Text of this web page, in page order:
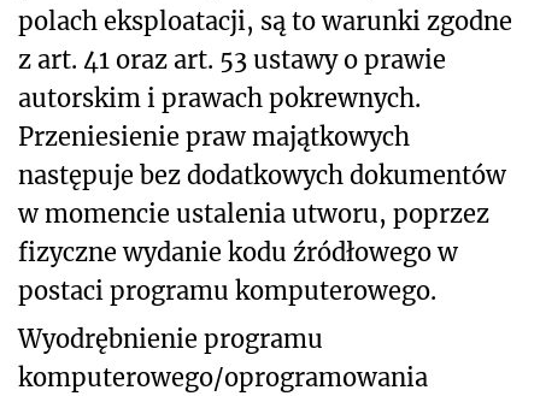
polach eksploatacji, są to warunki zgodne
z art. 41 oraz art. 53 ustawy o prawie
autorskim i prawach pokrewnych.
Przeniesienie praw majątkowych
następuje bez dodatkowych dokumentów
w momencie ustalenia utworu, poprzez
fizyczne wydanie kodu źródłowego w
postaci programu komputerowego.
Wyodrębnienie programu
komputerowego/oprogramowania